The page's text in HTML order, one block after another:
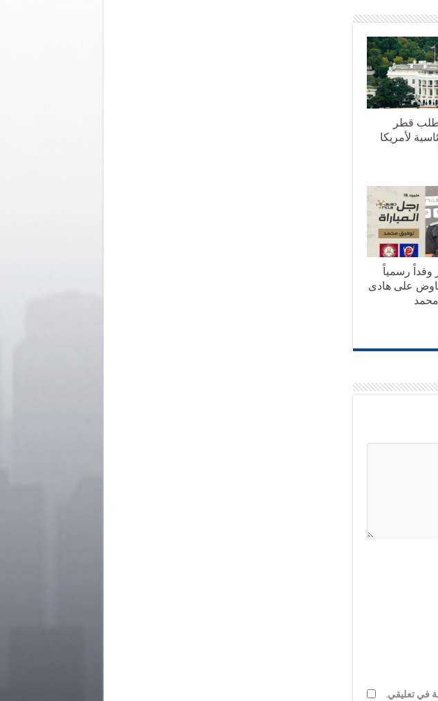
طلب قطر
لأمريكا
وفداً رسمياً
على هادى
في تعليقي.